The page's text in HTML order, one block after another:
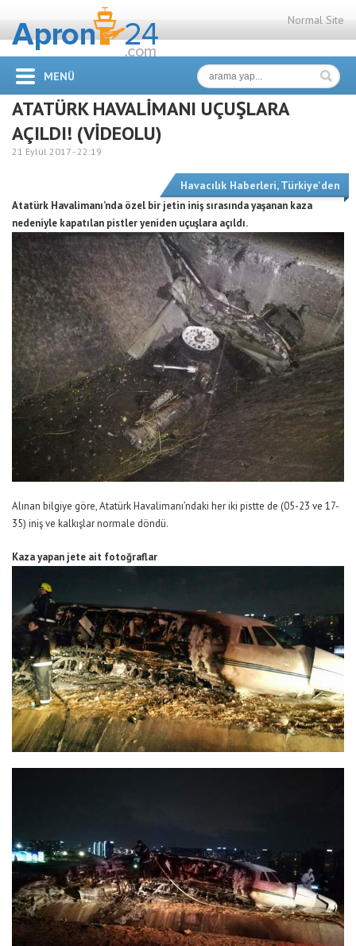
Normal Site
MENÜ
ATATÜRK HAVALİMANI UÇUŞLARA
AÇILDI! (VİDEOLU)
21 Eylül 2017 -22:19
Havacılık Haberleri,Türkiye'den
Atatürk Havalimanı’nda özel bir jetin iniş sırasında yaşanan kaza
nedeniyle kapatılan pistler yeniden uçuşlara açıldı.
Alınan bilgiye göre, Atatürk Havalimanı’ndaki her iki pistte de (05-23 ve 17-
35) iniş ve kalkışlar normale döndü.
Kaza yapan jete ait fotoğraflar